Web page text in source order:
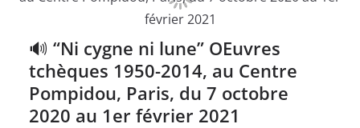
🔊 “Ni cygne ni lune” OEuvres
tchèques 1950-2014, au Centre
Pompidou, Paris, du 7 octobre
2020 au 1er février 2021